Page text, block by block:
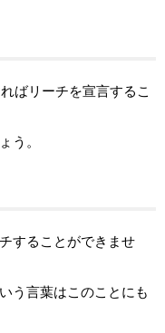
ばリーチを宣言するこ
う。
することができませ
いう言葉はこのことにも